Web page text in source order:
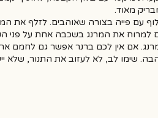
עם פייה בצורה שאוהבים. לזלף את
למרוח את המרנג בשכבה אחת על פני
אם אין לכם ברנר אפשר גם לחמם את
שימו לב, לא לעזוב את התנור, שלא